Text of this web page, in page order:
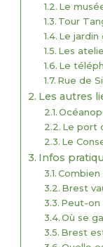
Le
Tour
Le jardin
Les
Le
Rue de
Les autres
Le port
Le
Infos
Brest
Peut-on
Où se
Brest